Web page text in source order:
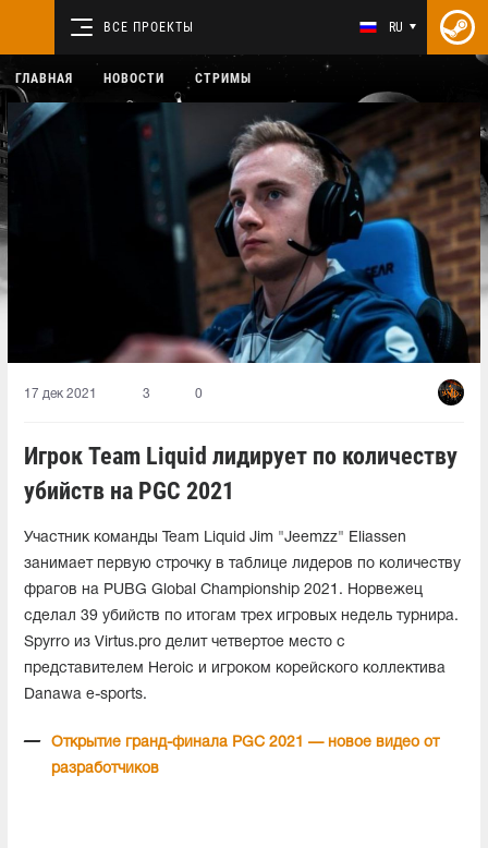
ВСЕ ПРОЕКТЫ RU
ГЛАВНАЯ НОВОСТИ СТРИМЫ
17 дек 2021 3 0
Игрок Team Liquid лидирует по количеству
убийств на PGC 2021
Участник команды Team Liquid Jim "Jeemzz" Eliassen
занимает первую строчку в таблице лидеров по количеству
фрагов на PUBG Global Championship 2021. Норвежец
сделал 39 убийств по итогам трех игровых недель турнира.
Spyrro из Virtus.pro делит четвертое место с
представителем Heroic и игроком корейского коллектива
Danawa e-sports.
Открытие гранд-финала PGC 2021 — новое видео от
разработчиков